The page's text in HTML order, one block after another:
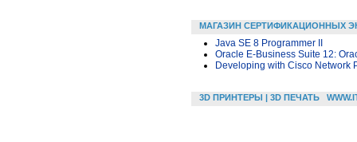
МАГАЗИН СЕРТИФИКАЦИОННЫХ
Java SE 8 Programmer II
Oracle E-Business Suite 12:
Developing with Cisco Network
3D ПРИНТЕРЫ | 3D ПЕЧАТЬ